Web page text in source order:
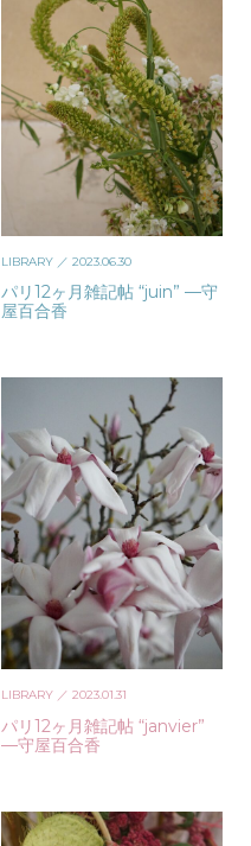
LIBRARY／ 2023.06.30
パリ12ヶ月雑記帖 “juin” —守
屋百合香
LIBRARY／ 2023.01.31
パリ12ヶ月雑記帖 “janvier”
—守屋百合香